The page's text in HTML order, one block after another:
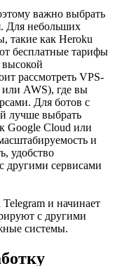
важно выбрать
Для небольших
такие как Heroku
бесплатные тарифы
высокой
рассмотреть VPS-
AWS), где вы
Для ботов с
лучше выбрать
Google Cloud или
и
удобство
другими сервисами
и начинает
с другими
системы.